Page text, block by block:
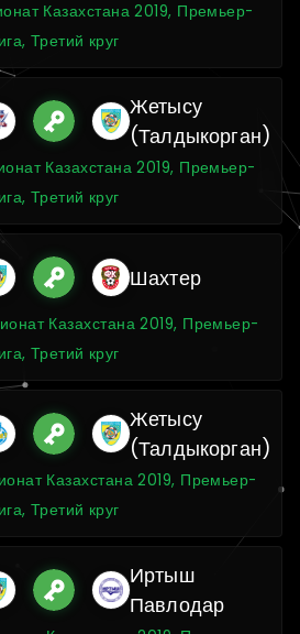
Казахстана 2019, Премьер-
Третий круг
Жетысу
(Талдыкорган)
Казахстана 2019, Премьер-
Третий круг
Шахтер
Казахстана 2019, Премьер-
Третий круг
Жетысу
(Талдыкорган)
Казахстана 2019, Премьер-
Третий круг
Иртыш
Павлодар